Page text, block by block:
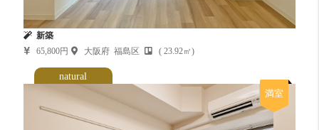
新築
65,800円
大阪府 福島区 ( 23.92㎡)
natural
満室